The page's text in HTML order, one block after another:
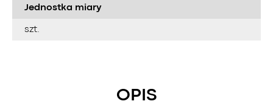
Jednostka miary
szt.
OPIS